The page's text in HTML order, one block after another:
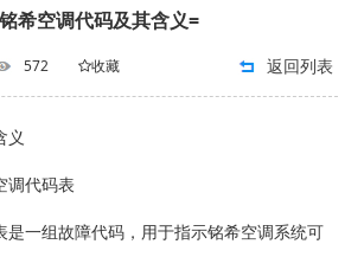
铭希空调代码及其含义=
572 收藏 返回列表
义
代码表
一组故障代码，用于指示铭希空调系统可